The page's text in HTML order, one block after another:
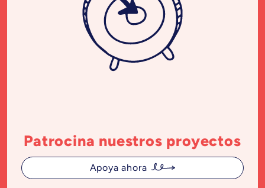
Patrocina nuestros proyectos
Apoya ahora